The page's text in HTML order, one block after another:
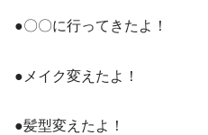
●〇〇に行ってきたよ！
●メイク変えたよ！
●髪型変えたよ！